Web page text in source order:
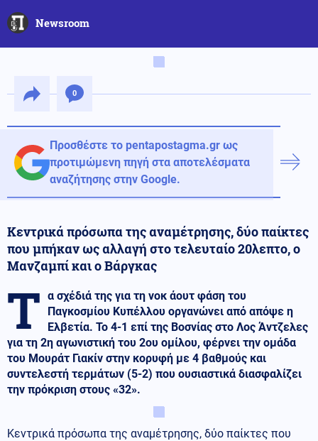
Newsroom
0
Προσθέστε το pentapostagma.gr ως
προτιμώμενη πηγή στα αποτελέσματα
αναζήτησης στην Google.
Κεντρικά πρόσωπα της αναμέτρησης, δύο παίκτες
που μπήκαν ως αλλαγή στο τελευταίο 20λεπτο, ο
Μανζαμπί και ο Βάργκας
Τ α σχέδιά της για τη νοκ άουτ φάση του
Παγκοσμίου Κυπέλλου οργανώνει από απόψε η
Ελβετία. Το 4-1 επί της Βοσνίας στο Λος Άντζελες
για τη 2η αγωνιστική του 2ου ομίλου, φέρνει την ομάδα
του Μουράτ Γιακίν στην κορυφή με 4 βαθμούς και
συντελεστή τερμάτων (5-2) που ουσιαστικά διασφαλίζει
την πρόκριση στους «32».
Κεντρικά πρόσωπα της αναμέτρησης, δύο παίκτες που